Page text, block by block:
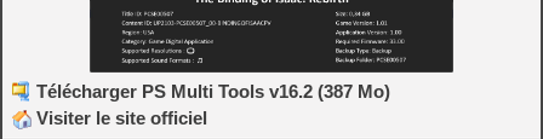
Télécharger PS Multi Tools v16.2 (387 Mo)
Visiter le site officiel